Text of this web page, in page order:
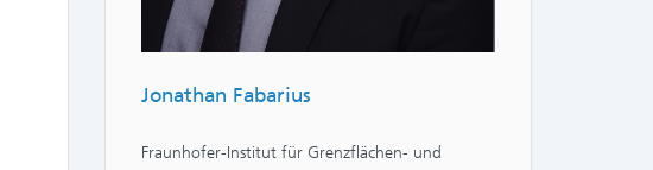
Jonathan Fabarius
Fraunhofer-Institut für Grenzflächen- und